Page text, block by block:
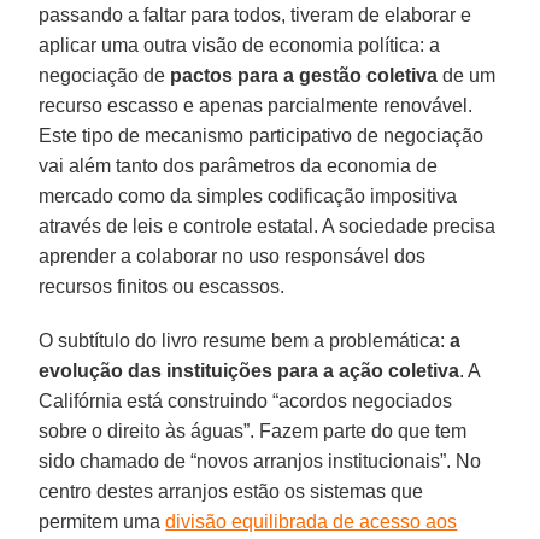
passando a faltar para todos, tiveram de elaborar e
aplicar uma outra visão de economia política: a
negociação de pactos para a gestão coletiva de um
recurso escasso e apenas parcialmente renovável.
Este tipo de mecanismo participativo de negociação
vai além tanto dos parâmetros da economia de
mercado como da simples codificação impositiva
através de leis e controle estatal. A sociedade precisa
aprender a colaborar no uso responsável dos
recursos finitos ou escassos.
O subtítulo do livro resume bem a problemática:a
evolução das instituições para a ação coletiva. A
Califórnia está construindo “acordos negociados
sobre o direito às águas”. Fazem parte do que tem
sido chamado de “novos arranjos institucionais”. No
centro destes arranjos estão os sistemas que
permitem umadivisão equilibrada de acesso aos